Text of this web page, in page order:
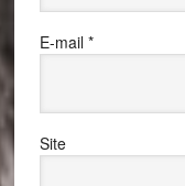
E-mail *
Site